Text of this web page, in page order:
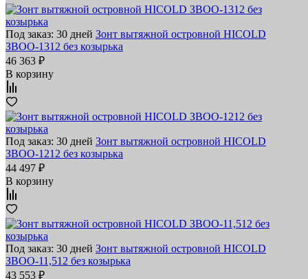
Под заказ: 30 дней Зонт вытяжной островной HICOLD
ЗВОО-1312 без козырька
46 363 ₽
В корзину
Под заказ: 30 дней Зонт вытяжной островной HICOLD
ЗВОО-1212 без козырька
44 497 ₽
В корзину
Под заказ: 30 дней Зонт вытяжной островной HICOLD
ЗВОО-11,512 без козырька
43 553 ₽